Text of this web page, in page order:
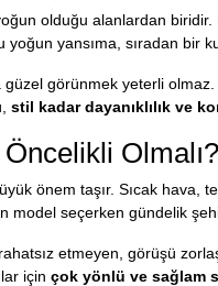
olduğu alanlardan
yoğun yansıma, sıradan
görünmek yeterli
stil kadar dayanıklılık ve
Olmalı?
önem taşır. Sıcak hava,
model seçerken gündelik
etmeyen, görüşü
için çok yönlü ve sağlam